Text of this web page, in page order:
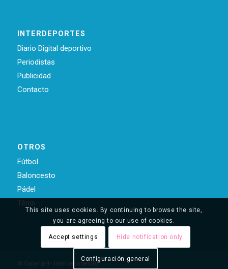
INTERDEPORTES
Diario Digital deportivo
Periodistas
Publicidad
Contacto
OTROS
Fútbol
Baloncesto
Pádel
Ténis
© Copyright - Interdeportes(R)
This site uses cookies. By continuing to browse the site,
you are agreeing to our use of cookies.
Accept settings Hide notification only
Configuración general